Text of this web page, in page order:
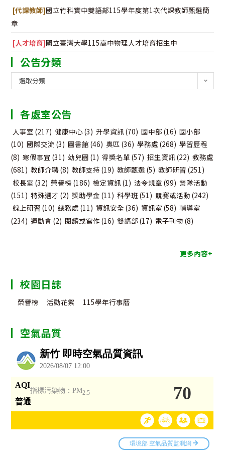
[代課教師]國立竹科實中雙語部115學年度第1次代課教師甄選簡
章
[人才培育]國立臺灣大學115高中物理人才培育招生中
公告分類
告
類
選取分類
各處室公告
人事室 (217) 健康中心(3) 升學資訊(70) 國中部 (16) 國小部
(10) 國際交流 (3) 圖書館 (46) 奧匹 (36) 學務處 (268) 學習歷程
(8) 寒假事宜 (31) 幼兒園 (1) 得獎名單 (57) 招生資訊(22) 教務處
(681) 教師介聘(8) 教師支持 (19) 教師甄選 (5) 教師研習 (251)
校長室 (32) 榮譽榜 (186) 檢定資訊(1) 法令規章 (99) 營隊活動
(151) 特殊選才 (2) 獎助學金 (11) 科學班(51) 競賽或活動 (242)
線上研習 (10) 總務處 (11) 資訊安全 (36) 資訊室 (58) 輔導室
(234) 運動會 (2) 閱讀或寫作 (16) 雙語部 (17) 電子刊物 (8)
更多內容+
校園日誌
榮譽榜 活動花絮 115學年行事曆
空氣品質